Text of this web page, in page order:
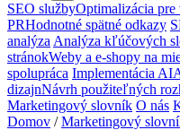
SEO službyOptimalizácia
PRHodnotné spätné odkazy
analýza Analýza kľúčových
stránokWeby a e-shopy na
spolupráca Implementácia AI
dizajnNávrh použiteľných
Marketingový slovník O nás
Domov / Marketingový